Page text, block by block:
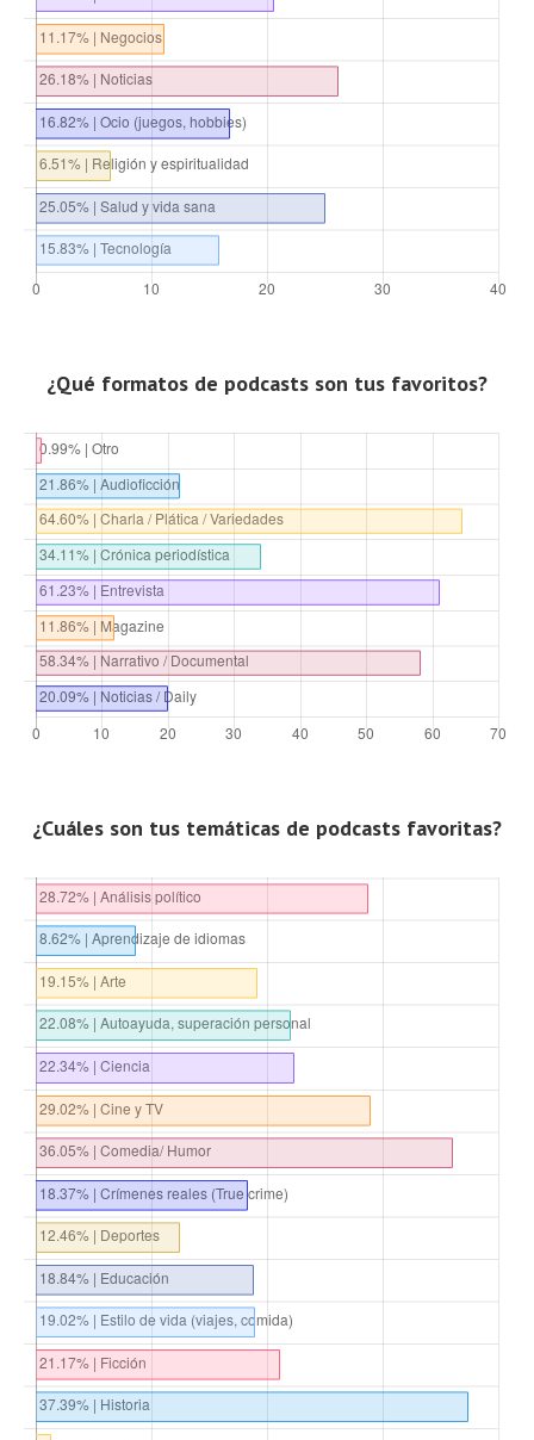
¿Qué formatos de podcasts son tus favoritos?
¿Cuáles son tus temáticas de podcasts favoritas?